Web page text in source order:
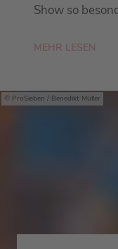
Show so
MEHR LESEN
ProSieben / Benedikt Müller